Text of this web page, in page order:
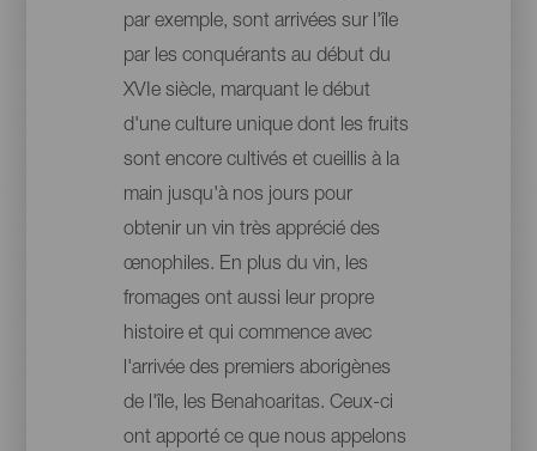
par exemple, sont arrivées sur l'île
par les conquérants au début du
XVIe siècle, marquant le début
d'une culture unique dont les fruits
sont encore cultivés et cueillis à la
main jusqu'à nos jours pour
obtenir un vin très apprécié des
œnophiles. En plus du vin, les
fromages ont aussi leur propre
histoire et qui commence avec
l'arrivée des premiers aborigènes
de l'île, les Benahoaritas. Ceux-ci
ont apporté ce que nous appelons